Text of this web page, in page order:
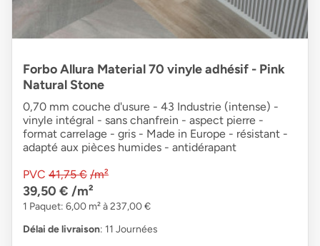
Forbo Allura Material 70 vinyle adhésif - Pink
Natural Stone
0,70 mm couche d'usure - 43 Industrie (intense) -
vinyle intégral - sans chanfrein - aspect pierre -
format carrelage - gris - Made in Europe - résistant -
adapté aux pièces humides - antidérapant
PVC 41,75 € /m²
39,50 € /m²
1 Paquet: 6,00 m² à 237,00 €
Délai de livraison: 11 Journées